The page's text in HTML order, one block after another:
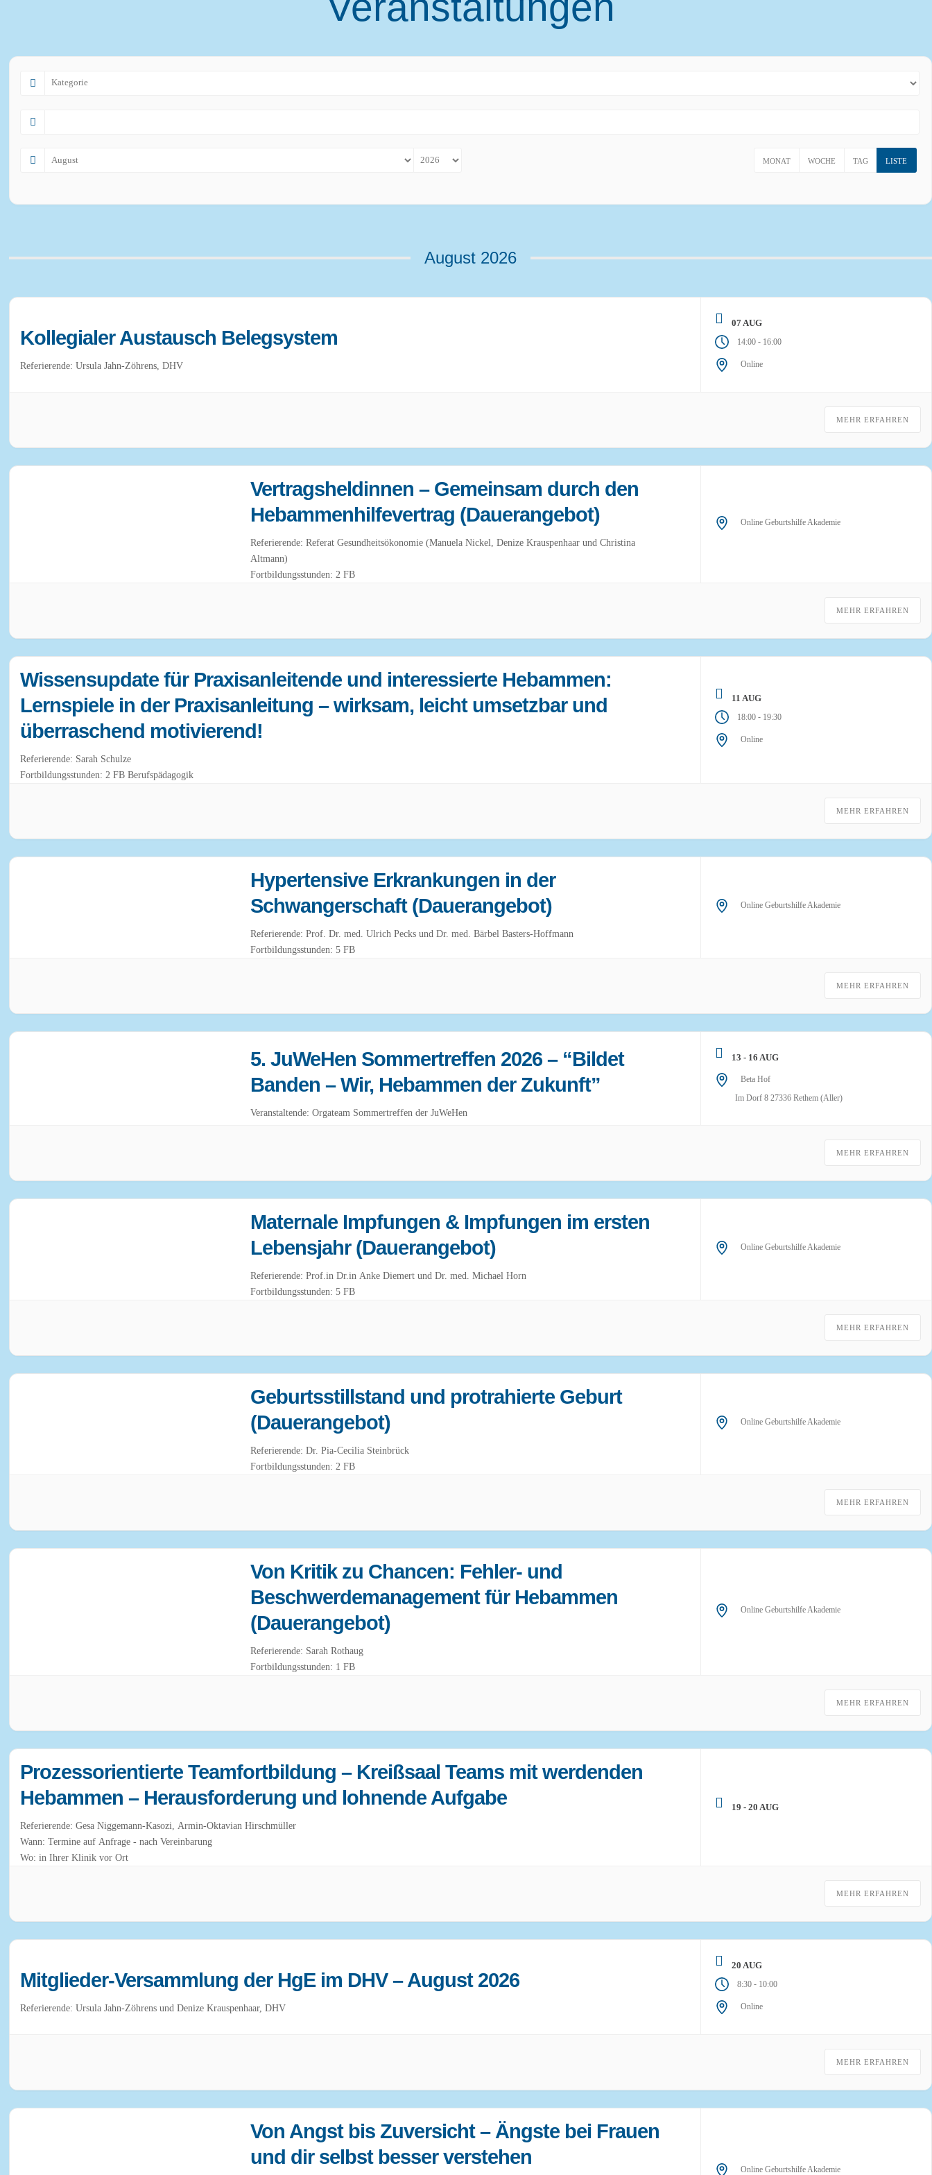
MONAT WOCHE TAG LISTE
August 2026
Kollegialer Austausch Belegsystem
Referierende: Ursula Jahn-Zöhrens, DHV
07 AUG
14:00 - 16:00
Online
MEHR ERFAHREN
Vertragsheldinnen – Gemeinsam durch den
Hebammenhilfevertrag (Dauerangebot)
Referierende: Referat Gesundheitsökonomie (Manuela Nickel, Denize Krauspenhaar und Christina
Altmann)
Fortbildungsstunden: 2 FB
Online Geburtshilfe Akademie
MEHR ERFAHREN
Wissensupdate für Praxisanleitende und interessierte Hebammen:
Lernspiele in der Praxisanleitung – wirksam, leicht umsetzbar und
überraschend motivierend!
Referierende: Sarah Schulze
Fortbildungsstunden: 2 FB Berufspädagogik
11 AUG
18:00 - 19:30
Online
MEHR ERFAHREN
Hypertensive Erkrankungen in der
Schwangerschaft​ (Dauerangebot)
Referierende: Prof. Dr. med. Ulrich Pecks und Dr. med. Bärbel Basters-Hoffmann
Fortbildungsstunden: 5 FB
Online Geburtshilfe Akademie
MEHR ERFAHREN
5. JuWeHen Sommertreffen 2026 – “Bildet
Banden – Wir, Hebammen der Zukunft”
Veranstaltende: Orgateam Sommertreffen der JuWeHen
13 - 16 AUG
Beta Hof
Im Dorf 8 27336 Rethem (Aller)
MEHR ERFAHREN
Maternale Impfungen & Impfungen im ersten
Lebensjahr (Dauerangebot)
Referierende: Prof.in Dr.in Anke Diemert und Dr. med. Michael Horn
Fortbildungsstunden: 5 FB
Online Geburtshilfe Akademie
MEHR ERFAHREN
Geburtsstillstand und protrahierte Geburt
(Dauerangebot)
Referierende: Dr. Pia-Cecilia Steinbrück
Fortbildungsstunden: 2 FB
Online Geburtshilfe Akademie
MEHR ERFAHREN
Von Kritik zu Chancen: Fehler- und
Beschwerdemanagement für Hebammen
(Dauerangebot)
Referierende: Sarah Rothaug
Fortbildungsstunden: 1 FB
Online Geburtshilfe Akademie
MEHR ERFAHREN
Prozessorientierte Teamfortbildung – Kreißsaal Teams mit werdenden
Hebammen – Herausforderung und lohnende Aufgabe
Referierende: Gesa Niggemann-Kasozi, Armin-Oktavian Hirschmüller
Wann: Termine auf Anfrage - nach Vereinbarung
Wo: in Ihrer Klinik vor Ort
19 - 20 AUG
MEHR ERFAHREN
Mitglieder-Versammlung der HgE im DHV – August 2026
Referierende: Ursula Jahn-Zöhrens und Denize Krauspenhaar, DHV
20 AUG
8:30 - 10:00
Online
MEHR ERFAHREN
Von Angst bis Zuversicht – Ängste bei Frauen
und dir selbst besser verstehen
Online Geburtshilfe Akademie